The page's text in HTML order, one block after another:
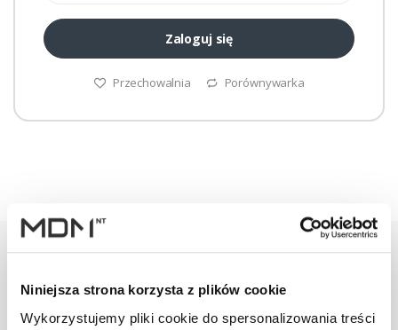
Niniejsza strona korzysta z plików cookie
Wykorzystujemy pliki cookie do spersonalizowania treści
Zaloguj się
Przechowalnia Porównywarka
Warianty Opis Specyfikacja